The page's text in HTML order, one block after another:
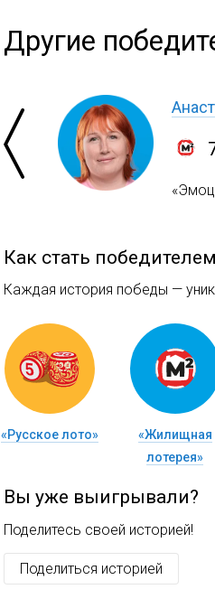
Другие
Как стать
Каждая история победы —
«Русское лото»
«Жилищная
лотерея»
Вы уже выигрывали?
Поделитесь своей историей!
Поделиться историей